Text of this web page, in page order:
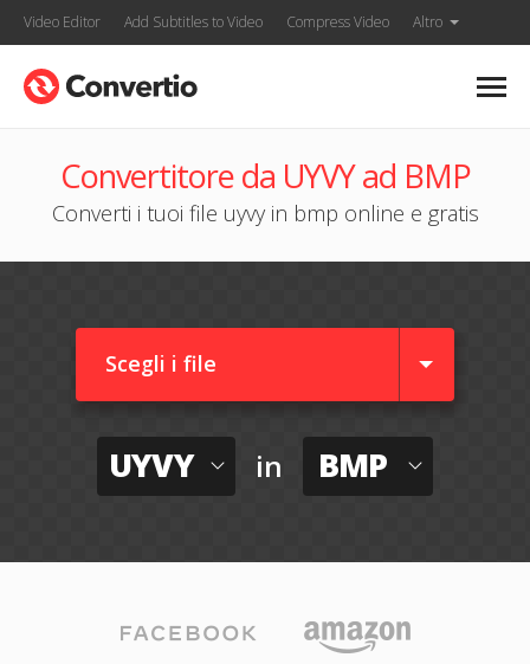
Video Editor Add Subtitles to Video Compress Video Altro
Convertitore da UYVY ad BMP
Converti i tuoi file uyvy in bmp online e gratis
Scegli i file
UYVY in BMP